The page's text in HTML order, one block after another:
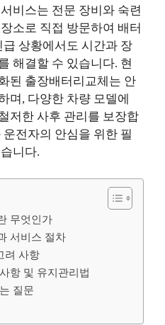
비스는 전문 장비와 숙련
소로 직접 방문하여 배터
상황에서도 시간과 장
해결할 수 있습니다. 현
된 출장배터리교체는 안
며, 다양한 차량 모델에
저한 사후 관리를 보장합
전자의 안심을 위한 필
니다.
무엇인가
서비스 절차
려 사항
항 및 유지관리법
질문